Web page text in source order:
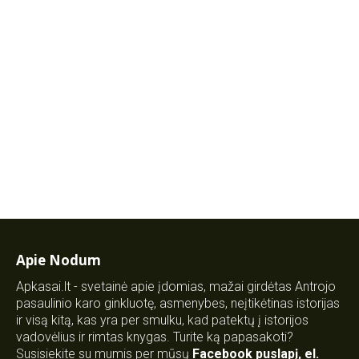
Apie Nodum
Apkasai.lt - svetainė apie įdomias, mažai girdėtas Antrojo
pasaulinio karo ginkluotę, asmenybes, neįtikėtinas istorijas
ir visą kitą, kas yra per smulku, kad patektų į istorijos
vadovėlius ir rimtas knygas. Turite ką papasakoti?
Susisiekite su mumis per mūsų Facebook puslapį, el.